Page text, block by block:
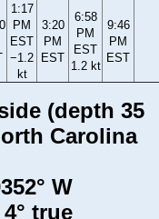
1:17
PM
EST
−1.2
kt
3:20
PM
EST
6:58
PM
EST
1.2 kt
9:46
PM
EST
(depth 35
Carolina
W
true